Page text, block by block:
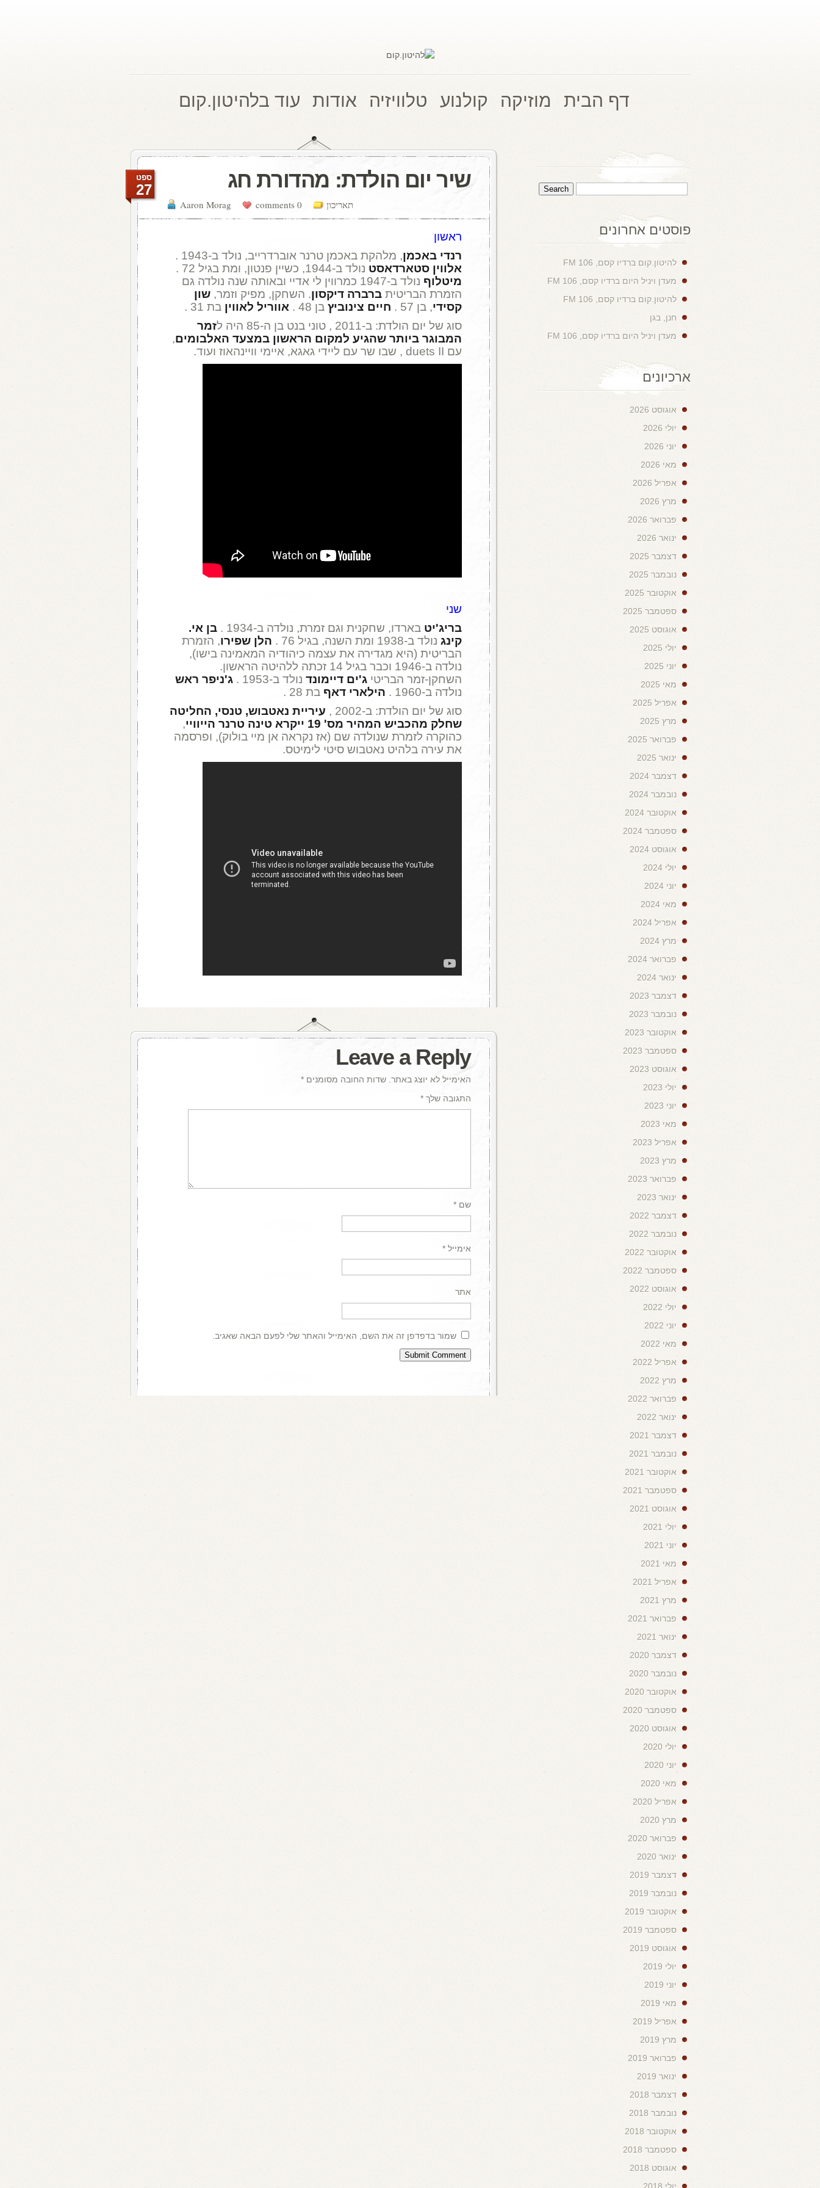
דף הבית מוזיקה קולנוע טלוויזיה אודות עוד בלהיטון.קום
שיר יום הולדת: מהדורת חג
Aaron Morag 0 comments תאריכון
ספט
27
ראשון
רנדי באכמן, מלהקת באכמן טרנר אוברדרייב, נולד ב-1943 .
אלווין סטארדאסט נולד ב-1944, כשיין פנטון, ומת בגיל 72 .
מיטלוף
נולד ב-1947 כמרווין לי אדיי ובאותה שנה נולדה גם
הזמרת הבריטית ברברה דיקסון. השחקן, מפיק וזמר, שון
קסידי, בן 57 . חיים צינוביץ בן 48 . אווריל לאווין בת 31 .
סוג של יום הולדת: ב-2011 , טוני בנט בן ה-85 היה ל
זמר
המבוגר ביותר שהגיע למקום הראשון במצעד האלבומים,
עם duets II , שבו שר עם ליידי גאגא, איימי וויינהאוז ועוד.
שני
בריג'יט בארדו, שחקנית וגם זמרת, נולדה ב-1934 .
בן אי.
קינג נולד ב-1938 ומת השנה, בגיל 76 . הלן שפירו, הזמרת
הבריטית (היא מגדירה את עצמה כיהודיה המאמינה בישו),
נולדה ב-1946 וכבר בגיל 14 זכתה ללהיטה הראשון.
השחקן-זמר הבריטי ג'ים דיימונד נולד ב-1953 .
ג'ניפר ראש
נולדה ב-1960 .
הילארי דאף בת 28 .
סוג של יום הולדת: ב-2002 ,
עיריית נאטבוש, טנסי, החליטה
שחלק מהכביש המהיר מס' 19 ייקרא טינה טרנר הייוויי
,
כהוקרה לזמרת שנולדה שם (אז נקראה אן מיי בולוק), ופרסמה
את עירה בלהיט נאטבוש סיטי לימיטס.
Leave a Reply
האימייל לא יוצג באתר. שדות החובה מסומנים *
התגובה שלך *
שם *
אימייל *
אתר
שמור בדפדפן זה את השם, האימייל והאתר שלי לפעם הבאה שאגיב.
פוסטים אחרונים
להיטון.קום ברדיו קסם, 106 FM
מעדן ויניל היום ברדיו קסם, 106 FM
להיטון.קום ברדיו קסם, 106 FM
חנן, בגן
מעדן ויניל היום ברדיו קסם, 106 FM
ארכיונים
אוגוסט 2026
יולי 2026
יוני 2026
מאי 2026
אפריל 2026
מרץ 2026
פברואר 2026
ינואר 2026
דצמבר 2025
נובמבר 2025
אוקטובר 2025
ספטמבר 2025
אוגוסט 2025
יולי 2025
יוני 2025
מאי 2025
אפריל 2025
מרץ 2025
פברואר 2025
ינואר 2025
דצמבר 2024
נובמבר 2024
אוקטובר 2024
ספטמבר 2024
אוגוסט 2024
יולי 2024
יוני 2024
מאי 2024
אפריל 2024
מרץ 2024
פברואר 2024
ינואר 2024
דצמבר 2023
נובמבר 2023
אוקטובר 2023
ספטמבר 2023
אוגוסט 2023
יולי 2023
יוני 2023
מאי 2023
אפריל 2023
מרץ 2023
פברואר 2023
ינואר 2023
דצמבר 2022
נובמבר 2022
אוקטובר 2022
ספטמבר 2022
אוגוסט 2022
יולי 2022
יוני 2022
מאי 2022
אפריל 2022
מרץ 2022
פברואר 2022
ינואר 2022
דצמבר 2021
נובמבר 2021
אוקטובר 2021
ספטמבר 2021
אוגוסט 2021
יולי 2021
יוני 2021
מאי 2021
אפריל 2021
מרץ 2021
פברואר 2021
ינואר 2021
דצמבר 2020
נובמבר 2020
אוקטובר 2020
ספטמבר 2020
אוגוסט 2020
יולי 2020
יוני 2020
מאי 2020
אפריל 2020
מרץ 2020
פברואר 2020
ינואר 2020
דצמבר 2019
נובמבר 2019
אוקטובר 2019
ספטמבר 2019
אוגוסט 2019
יולי 2019
יוני 2019
מאי 2019
אפריל 2019
מרץ 2019
פברואר 2019
ינואר 2019
דצמבר 2018
נובמבר 2018
אוקטובר 2018
ספטמבר 2018
אוגוסט 2018